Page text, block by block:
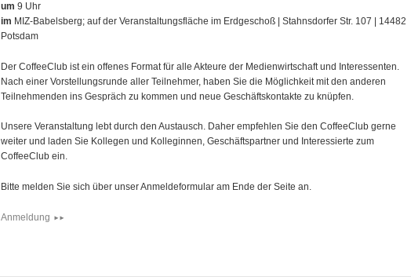
um 9 Uhr
im MIZ-Babelsberg; auf der Veranstaltungsfläche im Erdgeschoß | Stahnsdorfer Str. 107 | 14482
Potsdam
Der CoffeeClub ist ein offenes Format für alle Akteure der Medienwirtschaft und Interessenten.
Nach einer Vorstellungsrunde aller Teilnehmer, haben Sie die Möglichkeit mit den anderen
Teilnehmenden ins Gespräch zu kommen und neue Geschäftskontakte zu knüpfen.
Unsere Veranstaltung lebt durch den Austausch. Daher empfehlen Sie den CoffeeClub gerne
weiter und laden Sie Kollegen und Kolleginnen, Geschäftspartner und Interessierte zum
CoffeeClub ein.
Bitte melden Sie sich über unser Anmeldeformular am Ende der Seite an.
Anmeldung